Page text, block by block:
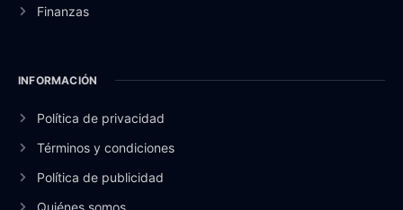
Finanzas
INFORMACIÓN
Política de privacidad
Términos y condiciones
Política de publicidad
Quiénes somos